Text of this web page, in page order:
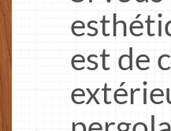
est de